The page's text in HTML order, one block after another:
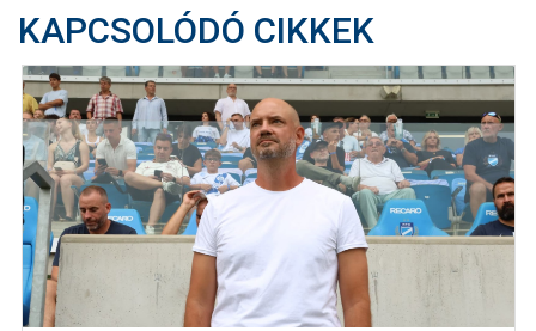
KAPCSOLÓDÓ CIKKEK